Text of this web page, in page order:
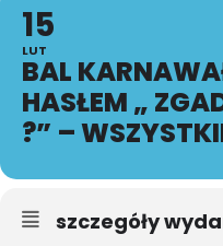
15
LUT
BAL
HASŁEM „
?” –
szczegóły